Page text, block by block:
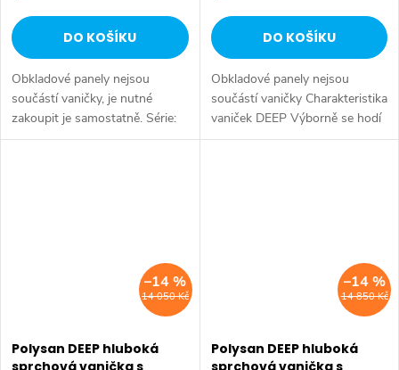
DO KOŠÍKU
Obkladové panely nejsou
součástí vaničky, je nutné
zakoupit je samostatně. Série:
DEEP VANIČKY • Rozměr:
DO KOŠÍKU
Obkladové panely nejsou
součástí vaničky Charakteristika
vaniček DEEP Výborně se hodí
pro rekonstrukce koupelen v
14 050 Kč
–14 %
Polysan DEEP hluboká
sprchová vanička s
14 850 Kč
–14 %
Polysan DEEP hluboká
sprchová vanička s